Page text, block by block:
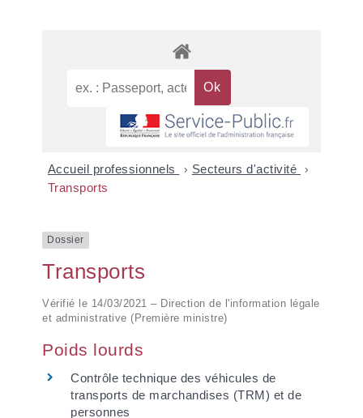
Accueil professionnels > Secteurs d'activité >
Transports
Dossier
Transports
Vérifié le 14/03/2021 – Direction de l'information légale
et administrative (Première ministre)
Poids lourds
Contrôle technique des véhicules de
transports de marchandises (TRM) et de
personnes